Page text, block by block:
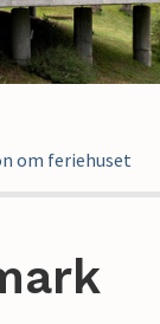
om feriehuset